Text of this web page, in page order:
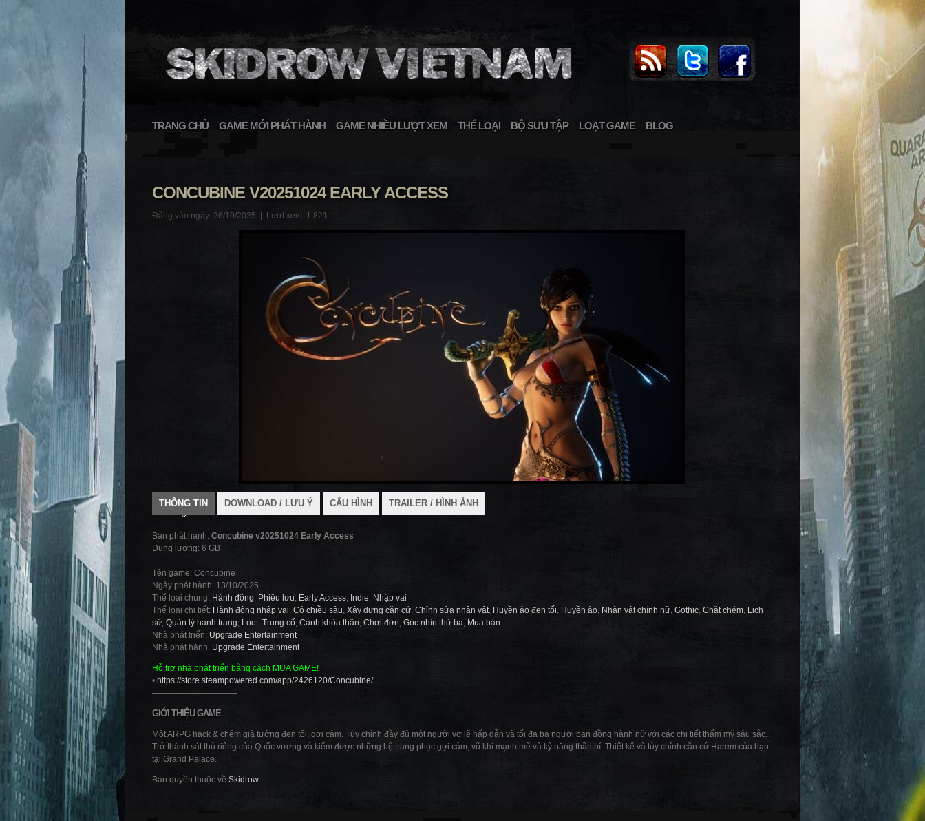
TRANG CHỦ GAME MỚI PHÁT HÀNH GAME NHIỀU LƯỢT XEM THỂ LOẠI BỘ SƯU TẬP LOẠT GAME BLOG
}
CONCUBINE V20251024 EARLY ACCESS
Đăng vào ngày: 26/10/2025 | Lượt xem: 1,821
THÔNG TIN DOWNLOAD / LƯU Ý CẤU HÌNH TRAILER / HÌNH ẢNH
Bản phát hành: Concubine v20251024 Early Access
Dung lượng: 6 GB
——————————-
Tên game: Concubine
Ngày phát hành: 13/10/2025
Thể loại chung: Hành động, Phiêu lưu, Early Access, Indie, Nhập vai
Thể loại chi tiết: Hành động nhập vai, Có chiều sâu, Xây dựng căn cứ, Chỉnh sửa nhân vật, Huyền ảo đen tối, Huyền ảo, Nhân vật chính nữ, Gothic, Chặt chém, Lịch
sử, Quản lý hành trang, Loot, Trung cổ, Cảnh khỏa thân, Chơi đơn, Góc nhìn thứ ba, Mua bán
Nhà phát triển: Upgrade Entertainment
Nhà phát hành: Upgrade Entertainment
Hỗ trợ nhà phát triển bằng cách MUA GAME!
• https://store.steampowered.com/app/2426120/Concubine/
——————————-
GIỚI THIỆU GAME
Một ARPG hack & chém giả tưởng đen tối, gợi cảm. Tùy chỉnh đầy đủ một người vợ lẽ hấp dẫn và tối đa ba người bạn đồng hành nữ với các chi tiết thẩm mỹ sâu sắc.
Trở thành sát thủ riêng của Quốc vương và kiếm được những bộ trang phục gợi cảm, vũ khí mạnh mẽ và kỹ năng thần bí. Thiết kế và tùy chỉnh căn cứ Harem của bạn
tại Grand Palace.
Bản quyền thuộc về Skidrow